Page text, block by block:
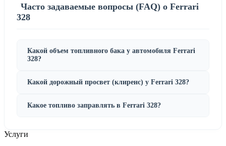
Часто задаваемые вопросы (FAQ) о Ferrari
328
Какой объем топливного бака у автомобиля Ferrari
328?
Какой дорожный просвет (клиренс) у Ferrari 328?
Какое топливо заправлять в Ferrari 328?
Услуги